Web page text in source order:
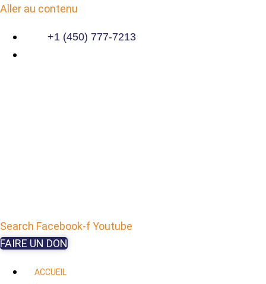
Aller au contenu
+1 (450) 777-7213
Search Facebook-fYoutube
FAIRE UN DON
ACCUEIL